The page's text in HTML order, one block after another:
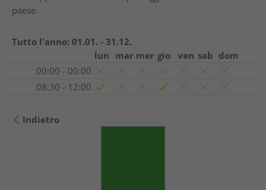
paese.
Tutto l'anno: 01.01. - 31.12.
lun mar mer gio ven sab dom
00:00 - 00:00
08:30 - 12:00
Indietro